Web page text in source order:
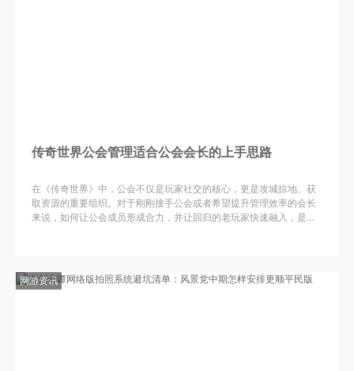
传奇世界公会管理适合公会会长的上手思路
在《传奇世界》中，公会不仅是玩家社交的核心，更是攻城掠地、获
取资源的重要组织。对于刚刚接手公会或者希望提升管理效率的会长
来说，如何让公会成员形成合力，并让回归的老玩家快速融入，是一
网游资讯